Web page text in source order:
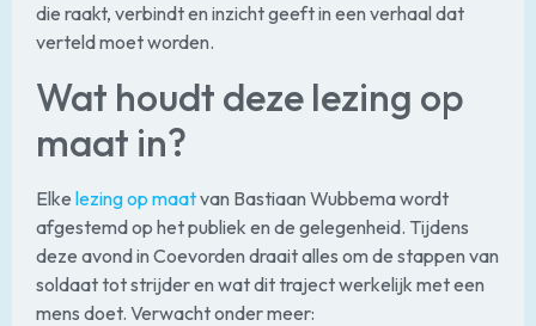
die raakt, verbindt en inzicht geeft in een verhaal dat
verteld moet worden.
Wat houdt deze lezing op
maat in?
Elke lezing op maatvan Bastiaan Wubbema wordt
afgestemd op het publiek en de gelegenheid. Tijdens
deze avond in Coevorden draait alles om de stappen van
soldaat tot strijder en wat dit traject werkelijk met een
mens doet. Verwacht onder meer: